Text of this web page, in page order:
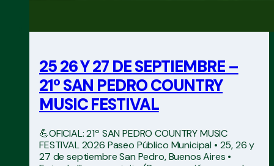
25 26 Y 27 DE SEPTIEMBRE –
21º SAN PEDRO COUNTRY
MUSIC FESTIVAL
💪OFICIAL: 21º SAN PEDRO COUNTRY MUSIC
FESTIVAL 2026 Paseo Público Municipal • 25, 26 y
27 de septiembre San Pedro, Buenos Aires •